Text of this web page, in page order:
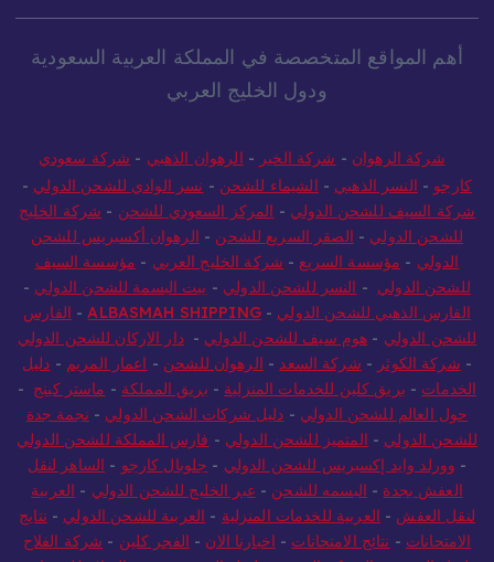
أهم المواقع المتخصصة في المملكة العربية السعودية
ودول الخليج العربي
شركة الرهوان - شركة الخير - الرهوان الذهبي - شركة سعودي
كارجو - النسر الذهبي - الشيماء للشحن - نسر الوادي للشحن الدولي -
شركة السيف للشحن الدولي - المركز السعودي للشحن - شركة الخليج
للشحن الدولي - الصقر السريع للشحن - الرهوان أكسبريس للشحن
الدولي - مؤسسة السريع - شركة الخليج العربي - مؤسسة السيف
للشحن الدولي - النسر للشحن الدولي - بيت البسمة للشحن الدولي -
الفارس الذهبي للشحن الدولي -
ALBASMAH SHIPPING
- الفارس
للشحن الدولي - هوم سيف للشحن الدولي -دار الاركان للشحن الدولي
- شركة الكوثر - شركة السعد - الرهوان للشحن - اعمار المريم - دليل
الخدمات - بريق كلين للخدمات المنزلية - بريق المملكة - ماستر كينج -
حول العالم للشحن الدولي - دليل شركات الشحن الدولي - نجمة جدة
للشحن الدولي - المتميز للشحن الدولي - فارس المملكة للشحن الدولي
- وورلد وايد إكسبريس للشحن الدولي - جلوبال كارجو - الساهر لنقل
العفش بجدة - البسمه للشحن - عبر الخليج للشحن الدولي - العربية
لنقل العفش - العربية للخدمات المنزلية - العربية للشحن الدولي - نتايج
الامتحانات - نتائج الامتحانات - اخبارنا الان - الفجر كلين - شركة الفلاح